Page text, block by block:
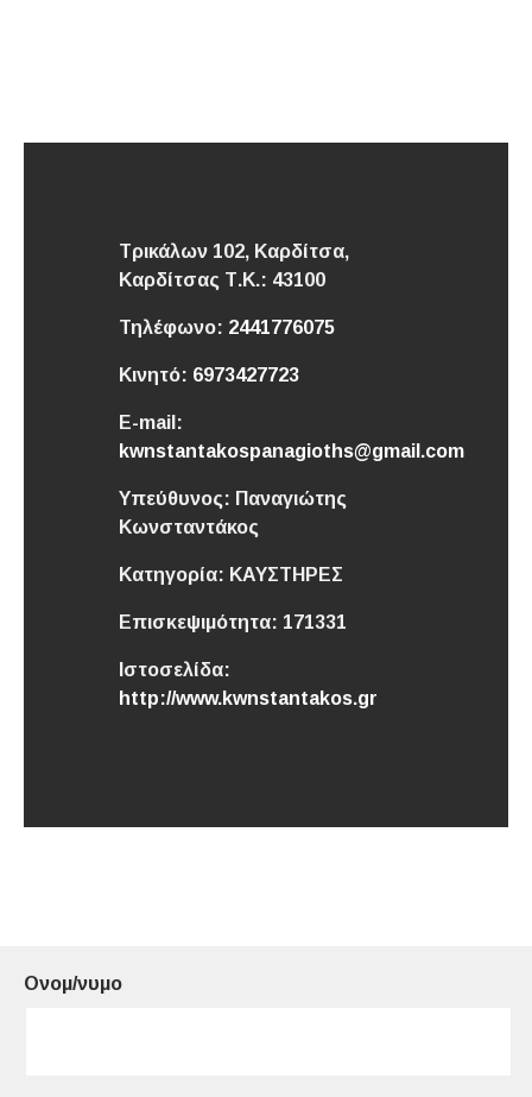
Τρικάλων 102, Καρδίτσα,
Καρδίτσας Τ.Κ.: 43100
Τηλέφωνο: 2441776075
Κινητό: 6973427723
E-mail:
kwnstantakospanagioths@gmail.com
Υπεύθυνος: Παναγιώτης
Κωνσταντάκος
Κατηγορία: ΚΑΥΣΤΗΡΕΣ
Επισκεψιμότητα: 171331
Ιστοσελίδα:
http://www.kwnstantakos.gr
Ονομ/νυμο